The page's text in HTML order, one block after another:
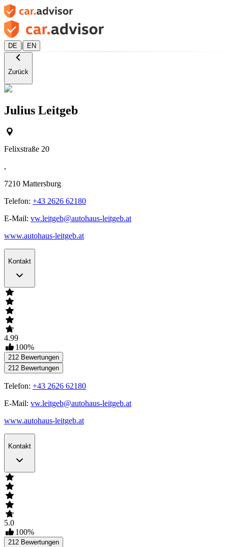
DE | EN
Zurück
Julius Leitgeb
Felixstraße 20
,
7210 Mattersburg
Telefon: +43 2626 62180
E-Mail: vw.leitgeb@autohaus-leitgeb.at
www.autohaus-leitgeb.at
Kontakt
4.99
100%
212 Bewertungen
212 Bewertungen
Telefon: +43 2626 62180
E-Mail: vw.leitgeb@autohaus-leitgeb.at
www.autohaus-leitgeb.at
Kontakt
5.0
100%
212 Bewertungen